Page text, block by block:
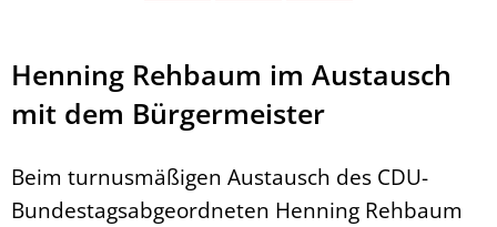
Henning Rehbaum im Austausch
mit dem Bürgermeister
Beim turnusmäßigen Austausch des CDU-
Bundestagsabgeordneten Henning Rehbaum